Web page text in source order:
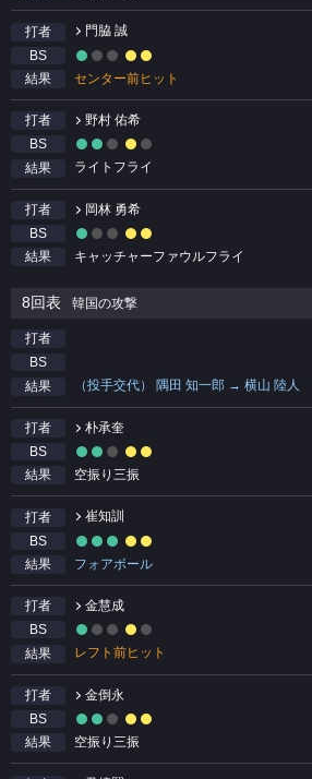
打者
門脇 誠
BS
結果
センター前ヒット
打者
野村 佑希
BS
結果
ライトフライ
打者
岡林 勇希
BS
結果
キャッチャーファウルフライ
8回表 韓国の攻撃
打者
BS
結果
（投手交代） 隅田 知一郎 → 横山 陸人
打者
朴承奎
BS
結果
空振り三振
打者
崔知訓
BS
結果
フォアボール
打者
金慧成
BS
結果
レフト前ヒット
打者
金倒永
BS
結果
空振り三振